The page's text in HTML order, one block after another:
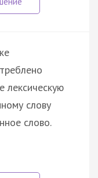
лексическую
слову
слово.